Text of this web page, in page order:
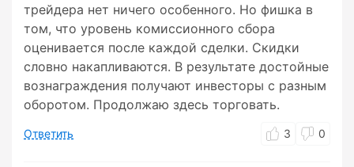
трейдера нет ничего особенного. Но фишка в
том, что уровень комиссионного сбора
оценивается после каждой сделки. Скидки
словно накапливаются. В результате достойные
вознаграждения получают инвесторы с разным
оборотом. Продолжаю здесь торговать.
Ответить 3 0